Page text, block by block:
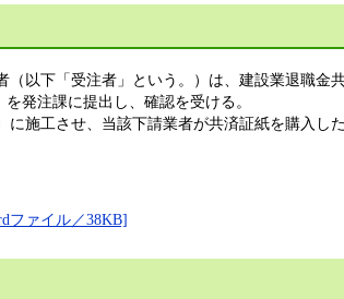
以下「受注者」という。）は、建設業退職金
発注課に提出し、確認を受ける。
施工させ、当該下請業者が共済証紙を購入し
ファイル／38KB]